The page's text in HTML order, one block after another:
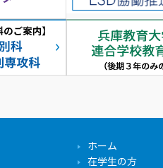
ホーム
在学生の方